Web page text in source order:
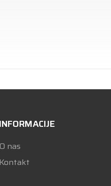
INFORMACIJE
O nas
Kontakt